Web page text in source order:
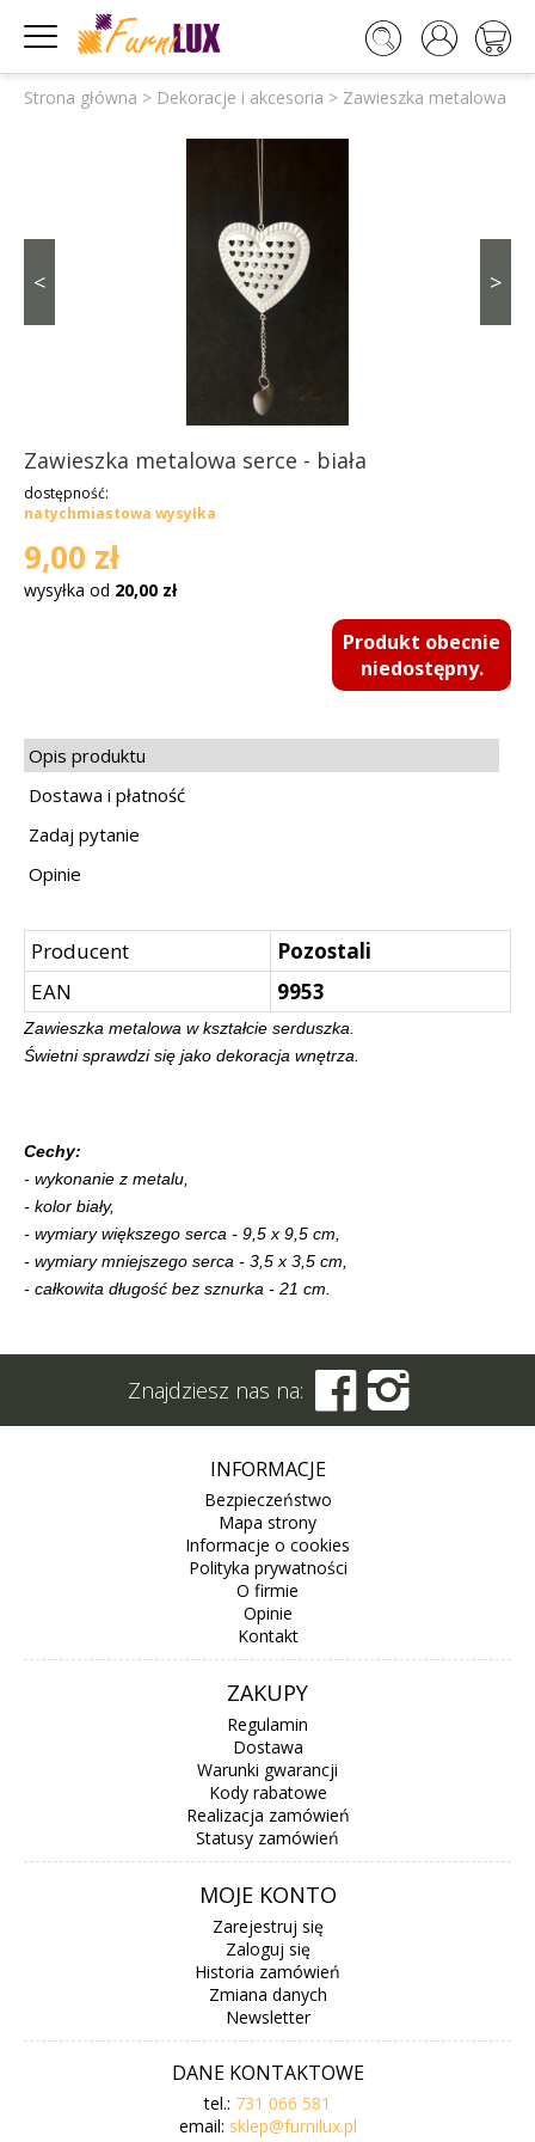
Strona główna > Dekoracje i akcesoria > Zawieszka metalowa
< >
Zawieszka metalowa serce - biała
dostępność:
natychmiastowa wysyłka
9,00 zł
wysyłka od 20,00 zł
Produkt obecnie
niedostępny.
Opis produktu
Dostawa i płatność
Zadaj pytanie
Opinie
Producent
Pozostali
EAN
9953
Zawieszka metalowa w kształcie serduszka.
Świetni sprawdzi się jako dekoracja wnętrza.
Cechy:
- wykonanie z metalu,
- kolor biały,
- wymiary większego serca - 9,5 x 9,5 cm,
- wymiary mniejszego serca - 3,5 x 3,5 cm,
- całkowita długość bez sznurka - 21 cm.
Znajdziesz nas na:  
INFORMACJE
Bezpieczeństwo
Mapa strony
Informacje o cookies
Polityka prywatności
O firmie
Opinie
Kontakt
ZAKUPY
Regulamin
Dostawa
Warunki gwarancji
Kody rabatowe
Realizacja zamówień
Statusy zamówień
MOJE KONTO
Zarejestruj się
Zaloguj się
Historia zamówień
Zmiana danych
Newsletter
DANE KONTAKTOWE
tel.: 731 066 581
email: sklep@furnilux.pl
   